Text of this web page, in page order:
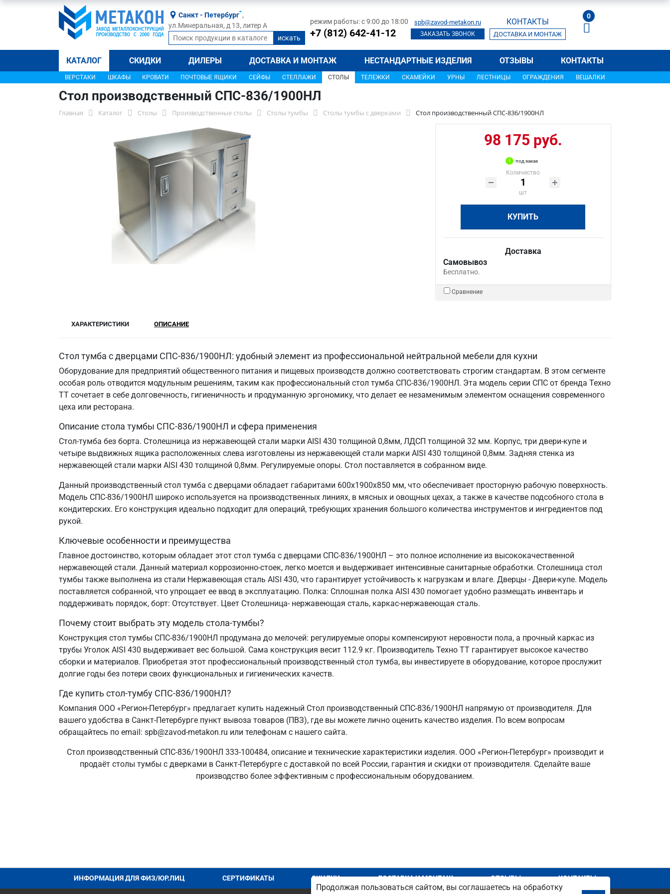
Санкт - Петербург ,
ул.Минеральная, д 13, литер А
режим работы: с 9:00 до 18:00
+7 (812) 642-41-12
spb@zavod-metakon.ru
ЗАКАЗАТЬ ЗВОНОК
КОНТАКТЫ
ДОСТАВКА И МОНТАЖ
0
КАТАЛОГ СКИДКИ ДИЛЕРЫ ДОСТАВКА И МОНТАЖ НЕСТАНДАРТНЫЕ ИЗДЕЛИЯ ОТЗЫВЫ КОНТАКТЫ
ВЕРСТАКИ ШКАФЫ КРОВАТИ ПОЧТОВЫЕ ЯЩИКИ СЕЙФЫ СТЕЛЛАЖИ СТОЛЫ ТЕЛЕЖКИ СКАМЕЙКИ УРНЫ ЛЕСТНИЦЫ ОГРАЖДЕНИЯ ВЕШАЛКИ
Стол производственный СПС-836/1900НЛ
Главная Каталог Столы Производственные столы Столы тумбы Столы тумбы с дверками Стол производственный СПС-836/1900НЛ
98 175 руб.
под заказ
Количество
шт
КУПИТЬ
Доставка
Самовывоз
Бесплатно.
Сравнение
ХАРАКТЕРИСТИКИ ОПИСАНИЕ
Стол тумба с дверцами СПС-836/1900НЛ: удобный элемент из профессиональной нейтральной мебели для кухни
Оборудование для предприятий общественного питания и пищевых производств должно соответствовать строгим стандартам. В этом сегменте
особая роль отводится модульным решениям, таким как профессиональный стол тумба СПС-836/1900НЛ. Эта модель серии СПС от бренда Техно
ТТ сочетает в себе долговечность, гигиеничность и продуманную эргономику, что делает ее незаменимым элементом оснащения современного
цеха или ресторана.
Описание стола тумбы СПС-836/1900НЛ и сфера применения
Стол-тумба без борта. Столешница из нержавеющей стали марки AISI 430 толщиной 0,8мм, ЛДСП толщиной 32 мм. Корпус, три двери-купе и
четыре выдвижных ящика расположенных слева изготовлены из нержавеющей стали марки AISI 430 толщиной 0,8мм. Задняя стенка из
нержавеющей стали марки AISI 430 толщиной 0,8мм. Регулируемые опоры. Стол поставляется в собранном виде.
Данный производственный стол тумба с дверцами обладает габаритами 600х1900х850 мм, что обеспечивает просторную рабочую поверхность.
Модель СПС-836/1900НЛ широко используется на производственных линиях, в мясных и овощных цехах, а также в качестве подсобного стола в
кондитерских. Его конструкция идеально подходит для операций, требующих хранения большого количества инструментов и ингредиентов под
рукой.
Ключевые особенности и преимущества
Главное достоинство, которым обладает этот стол тумба с дверцами СПС-836/1900НЛ – это полное исполнение из высококачественной
нержавеющей стали. Данный материал коррозионно-стоек, легко моется и выдерживает интенсивные санитарные обработки. Столешница стол
тумбы также выполнена из стали Нержавеющая сталь AISI 430, что гарантирует устойчивость к нагрузкам и влаге. Дверцы - Двери-купе. Модель
поставляется собранной, что упрощает ее ввод в эксплуатацию. Полка: Сплошная полка AISI 430 помогает удобно размещать инвентарь и
поддерживать порядок, борт: Отсутствует. Цвет Столешница- нержавеющая сталь, каркас-нержавеющая сталь.
Почему стоит выбрать эту модель стола-тумбы?
Конструкция стол тумбы СПС-836/1900НЛ продумана до мелочей: регулируемые опоры компенсируют неровности пола, а прочный каркас из
трубы Уголок AISI 430 выдерживает вес большой. Сама конструкция весит 112.9 кг. Производитель Техно ТТ гарантирует высокое качество
сборки и материалов. Приобретая этот профессиональный производственный стол тумба, вы инвестируете в оборудование, которое прослужит
долгие годы без потери своих функциональных и гигиенических качеств.
Где купить стол-тумбу СПС-836/1900НЛ?
Компания ООО «Регион-Петербург» предлагает купить надежный Стол производственный СПС-836/1900НЛ напрямую от производителя. Для
вашего удобства в Санкт‑Петербурге пункт вывоза товаров (ПВЗ), где вы можете лично оценить качество изделия. По всем вопросам
обращайтесь по email: spb@zavod-metakon.ru или телефонам с нашего сайта.
Стол производственный СПС-836/1900НЛ 333-100484, описание и технические характеристики изделия. ООО «Регион-Петербург» производит и
продаёт столы тумбы с дверками в Санкт‑Петербурге с доставкой по всей России, гарантия и скидки от производителя. Сделайте ваше
производство более эффективным с профессиональным оборудованием.
ИНФОРМАЦИЯ ДЛЯ ФИЗ/ЮР.ЛИЦ СЕРТИФИКАТЫ СКИДКИ ДОСТАВКА И МОНТАЖ ОТЗЫВЫ КОНТАКТЫ
Продолжая пользоваться сайтом, вы соглашаетесь на обработку